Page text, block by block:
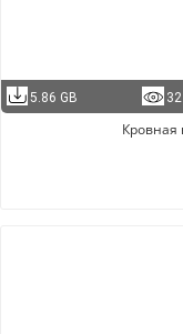
5.86 GB
Кровная